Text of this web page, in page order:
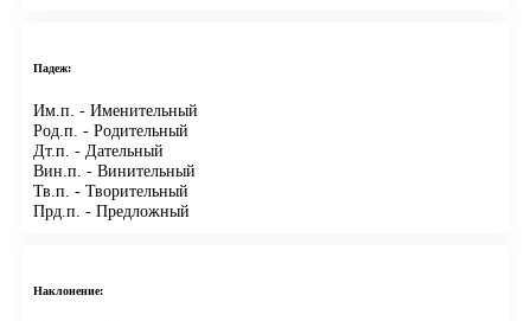
Падеж:
Им.п. - Именительный
Род.п. - Родительный
Дт.п. - Дательный
Вин.п. - Винительный
Тв.п. - Творительный
Прд.п. - Предложный
Наклонение: